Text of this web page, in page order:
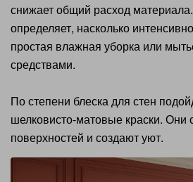
снижает общий расход
определяет, насколько
простая влажная уборка или
средствами.
По степени блеска для стен
шелковисто-матовые краски.
поверхностей и создают уют.